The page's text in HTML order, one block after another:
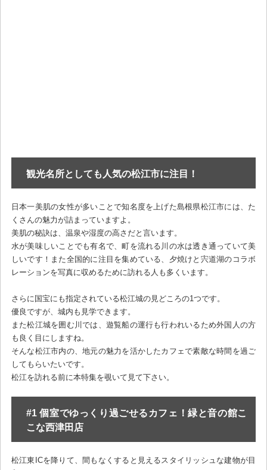
観光名所としても人気の松江市に注目！
日本一美肌の女性が多いことで知名度を上げた島根県松江市には、た
くさんの魅力が詰まっていますよ。
美肌の秘訣は、温泉や湿度の高さだと言います。
水が美味しいことでも有名で、町を流れる川の水は透き通っていて美
しいです！また全国的に注目を集めている、夕焼けと宍道湖のコラボ
レーションを写真に収めるために訪れる人も多くいます。
さらに国宝にも指定されている松江城の見どころの1つです。
優良ですが、城内も見学できます。
また松江城を囲む川では、遊覧船の運行も行われいるため外国人の方
も良く目にしますね。
そんな松江市内の、地元の魅力を活かしたカフェで素敵な時間を過ご
してもらいたいです。
松江を訪れる前に本特集を覗いて見て下さい。
#1 個室でゆっくり過ごせるカフェ！緑と音の館こ
こな西津田店
松江東ICを降りて、間もなくすると見えるスタイリッシュな建物が目